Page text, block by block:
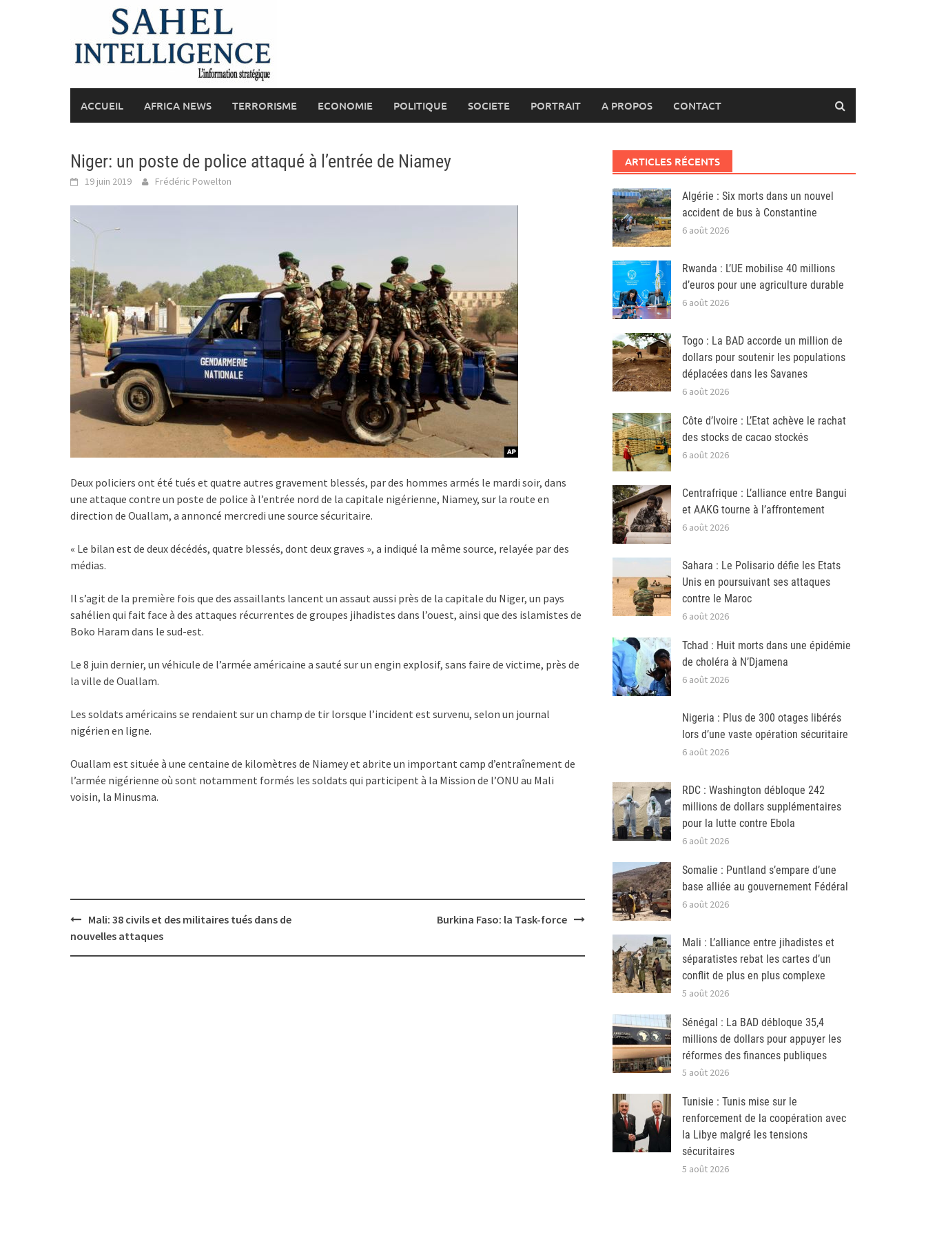
ACCUEIL AFRICA NEWS TERRORISME ECONOMIE POLITIQUE SOCIETE PORTRAIT A PROPOS CONTACT
Niger: un poste de police attaqué à l’entrée de Niamey
19 juin 2019 Frédéric Powelton
Deux policiers ont été tués et quatre autres gravement blessés, par des hommes armés le mardi soir, dans
une attaque contre un poste de police à l’entrée nord de la capitale nigérienne, Niamey, sur la route en
direction de Ouallam, a annoncé mercredi une source sécuritaire.
« Le bilan est de deux décédés, quatre blessés, dont deux graves », a indiqué la même source, relayée par des
médias.
Il s’agit de la première fois que des assaillants lancent un assaut aussi près de la capitale du Niger, un pays
sahélien qui fait face à des attaques récurrentes de groupes jihadistes dans l’ouest, ainsi que des islamistes de
Boko Haram dans le sud-est.
Le 8 juin dernier, un véhicule de l’armée américaine a sauté sur un engin explosif, sans faire de victime, près de
la ville de Ouallam.
Les soldats américains se rendaient sur un champ de tir lorsque l’incident est survenu, selon un journal
nigérien en ligne.
Ouallam est située à une centaine de kilomètres de Niamey et abrite un important camp d’entraînement de
l’armée nigérienne où sont notamment formés les soldats qui participent à la Mission de l’ONU au Mali
voisin, la Minusma.
Post
navigation
Mali: 38 civils et des militaires tués dans de
nouvelles attaques
Burkina Faso: la Task-force
ARTICLES RÉCENTS
Algérie : Six morts dans un nouvel
accident de bus à Constantine
6 août 2026
Rwanda : L’UE mobilise 40 millions
d’euros pour une agriculture durable
6 août 2026
Togo : La BAD accorde un million de
dollars pour soutenir les populations
déplacées dans les Savanes
6 août 2026
Côte d’Ivoire : L’Etat achève le rachat
des stocks de cacao stockés
6 août 2026
Centrafrique : L’alliance entre Bangui
et AAKG tourne à l’affrontement
6 août 2026
Sahara : Le Polisario défie les Etats
Unis en poursuivant ses attaques
contre le Maroc
6 août 2026
Tchad : Huit morts dans une épidémie
de choléra à N’Djamena
6 août 2026
Nigeria : Plus de 300 otages libérés
lors d’une vaste opération sécuritaire
6 août 2026
RDC : Washington débloque 242
millions de dollars supplémentaires
pour la lutte contre Ebola
6 août 2026
Somalie : Puntland s’empare d’une
base alliée au gouvernement Fédéral
6 août 2026
Mali : L’alliance entre jihadistes et
séparatistes rebat les cartes d’un
conflit de plus en plus complexe
5 août 2026
Sénégal : La BAD débloque 35,4
millions de dollars pour appuyer les
réformes des finances publiques
5 août 2026
Tunisie : Tunis mise sur le
renforcement de la coopération avec
la Libye malgré les tensions
sécuritaires
5 août 2026